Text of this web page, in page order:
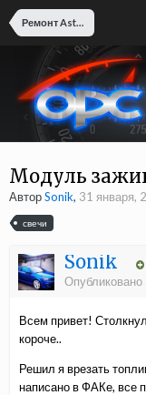
Ремонт Astra H OPC turbo и Zafira OPC
Модуль
АвторSonik, 31 января,
свечи
Sonik
Опубликовано
Всем привет!
короче..
Решил я врезать
написано в ФАКе, все